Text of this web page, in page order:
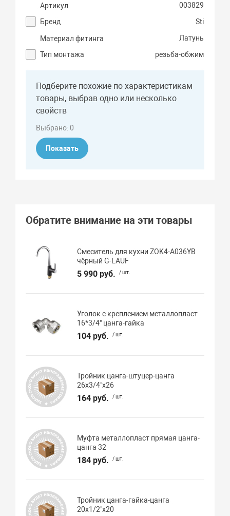
Артикул
003829
Бренд
Sti
Материал фитинга
Латунь
Тип монтажа
резьба-обжим
Подберите похожие по характеристикам
товары, выбрав одно или несколько
свойств
Выбрано:0
Показать
Обратите внимание на эти товары
Смеситель для кухни ZOK4-A036YB
чёрный G-LAUF
5 990 руб. / шт.
Уголок с креплением металлопласт
16*3/4" цанга-гайка
104 руб. / шт.
Тройник цанга-штуцер-цанга
26х3/4"x26
164 руб. / шт.
Муфта металлопласт прямая цанга-
цанга 32
184 руб. / шт.
Тройник цанга-гайка-цанга
20х1/2"x20